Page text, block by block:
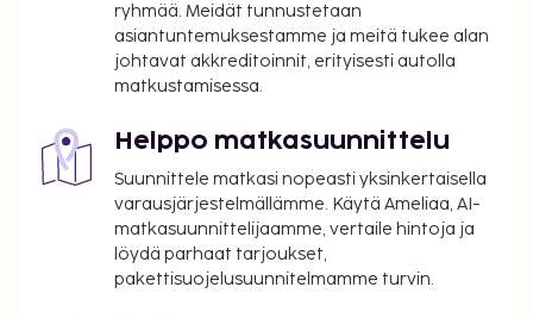
Yllä oleva luettelo ei ehkä kata kaikkea. Maksut ja
takuumaksut eivät välttämättä sisällä veroja, ja ne
saattavat muuttua.
ryhmää. Meidät tunnustetaan
asiantuntemuksestamme ja meitä tukee alan
johtavat akkreditoinnit, erityisesti autolla
matkustamisessa.
Helppo matkasuunnittelu
Suunnittele matkasi nopeasti yksinkertaisella
varausjärjestelmällämme. Käytä Ameliaa, AI-
matkasuunnittelijaamme, vertaile hintoja ja
löydä parhaat tarjoukset,
pakettisuojelusuunnitelmamme turvin.